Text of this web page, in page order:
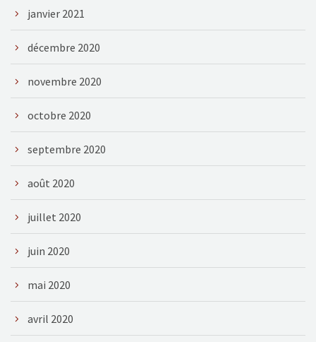
janvier 2021
décembre 2020
novembre 2020
octobre 2020
septembre 2020
août 2020
juillet 2020
juin 2020
mai 2020
avril 2020